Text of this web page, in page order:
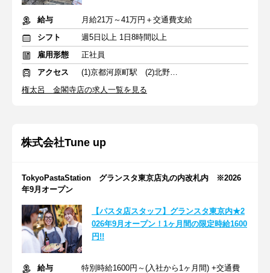
給与
月給21万～41万円＋交通費支給
シフト
週5日以上 1日8時間以上
雇用形態
正社員
アクセス
(1)京都河原町駅 (2)北野白梅町駅 (3)東山駅
権太呂 金閣寺店の求人一覧を見る
株式会社Tune up
TokyoPastaStation グランスタ東京店丸の内改札内 ※2026
年9月オープン
【パスタ店スタッフ】グランスタ東京内★2
026年9月オープン！1ヶ月間の限定時給1600
円!!
給与
特別時給1600円～(入社から1ヶ月間) +交通費